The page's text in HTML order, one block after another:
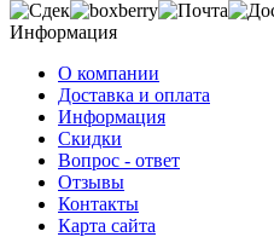
Информация
О компании
Доставка и оплата
Информация
Скидки
Вопрос - ответ
Отзывы
Контакты
Карта сайта